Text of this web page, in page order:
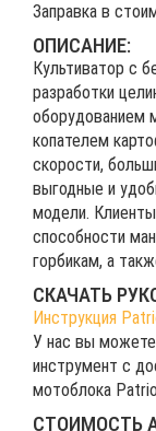
Заправка в
ОПИСАНИЕ:
Культиватор с
разработки
оборудованием
копателем
скорости,
выгодные и
модели.
способности
горбикам, а
СКАЧАТЬ
Инструкция
У нас вы можете
инструмент с
мотоблока
СТОИМОСТЬ